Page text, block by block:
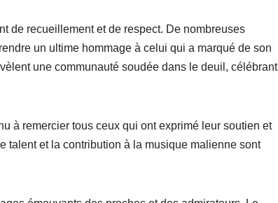
de recueillement et de respect. De nombreuses
un ultime hommage à celui qui a marqué de son
une communauté soudée dans le deuil, célébrant
à remercier tous ceux qui ont exprimé leur soutien et
talent et la contribution à la musique malienne sont